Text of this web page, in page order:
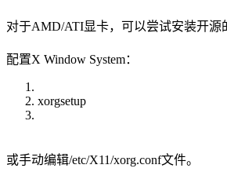
对于AMD/ATI显卡，可以尝试安装开源
配置X Window System：
xorgsetup
或手动编辑/etc/X11/xorg.conf文件。